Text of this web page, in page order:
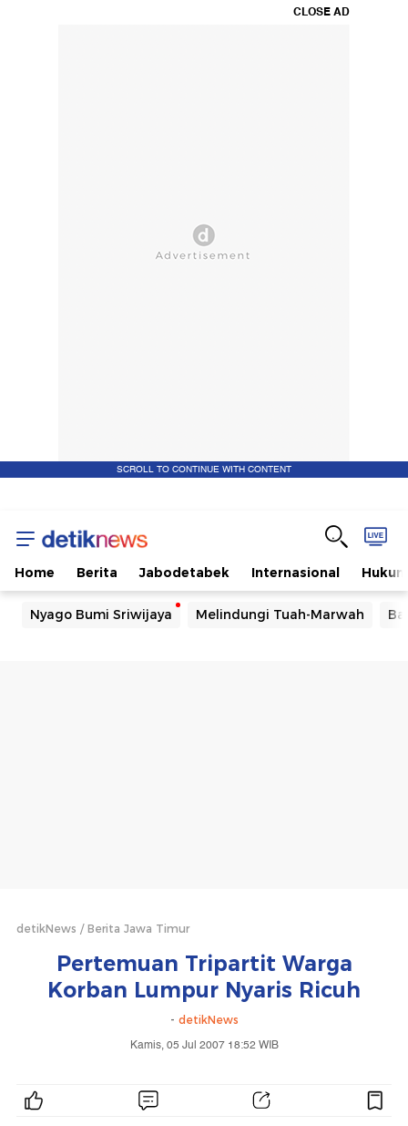
CLOSE AD
SCROLL TO CONTINUE WITH CONTENT
Home Berita Jabodetabek Internasional Hukum
Nyago Bumi Sriwijaya Melindungi Tuah-Marwah
detikNews Berita Jawa Timur
Pertemuan Tripartit Warga
Korban Lumpur Nyaris Ricuh
- detikNews
Kamis, 05 Jul 2007 18:52 WIB